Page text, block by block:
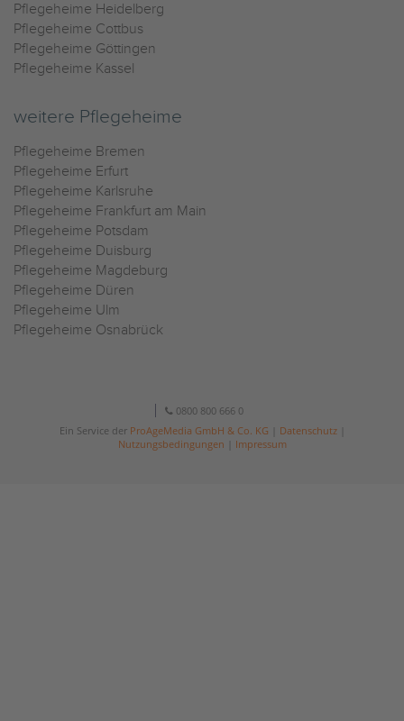
Pflegeheime Heidelberg
Pflegeheime Cottbus
Pflegeheime Göttingen
Pflegeheime Kassel
weitere Pflegeheime
Pflegeheime Bremen
Pflegeheime Erfurt
Pflegeheime Karlsruhe
Pflegeheime Frankfurt am Main
Pflegeheime Potsdam
Pflegeheime Duisburg
Pflegeheime Magdeburg
Pflegeheime Düren
Pflegeheime Ulm
Pflegeheime Osnabrück
0800 800 666 0
Ein Service der ProAgeMedia GmbH & Co. KG Datenschutz|
Nutzungsbedingungen
Impressum